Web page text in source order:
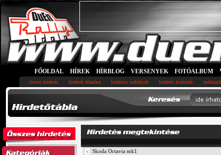
-->
FŐOLDAL HÍREK HÍRBLOG VERSENYEK FOTÓALBUM
összes hirdetés hirdetés feladása hirdetési szabályok hirdetés kiemelés
< Skoda Octavia mk1